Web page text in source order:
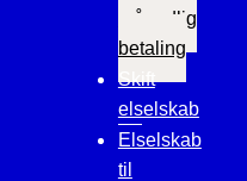
månedlig
betaling
Skift
elselskab
Elselskab
til